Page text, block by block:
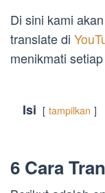
Di sini kami
translate di
menikmati
Isi tampilkan
6 Cara